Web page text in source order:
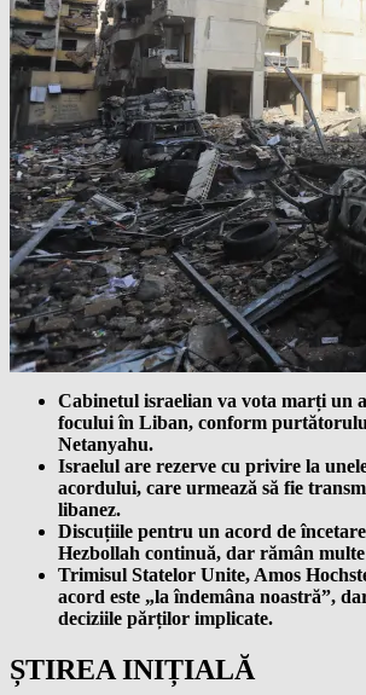
Cabinetul israelian va vota marți un
focului în Liban, conform
Netanyahu.
Israelul are rezerve cu privire la
acordului, care urmează să fie
libanez.
Discuțiile pentru un acord de
Hezbollah continuă, dar rămân
Trimisul Statelor Unite, Amos
acord este „la îndemâna noastră”,
deciziile părților implicate.
ȘTIREA INIȚIALĂ